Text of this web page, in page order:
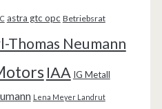
astra gtc opc Betriebsrat
Thomas Neumann
IAA IG Metall
Lena Meyer Landrut